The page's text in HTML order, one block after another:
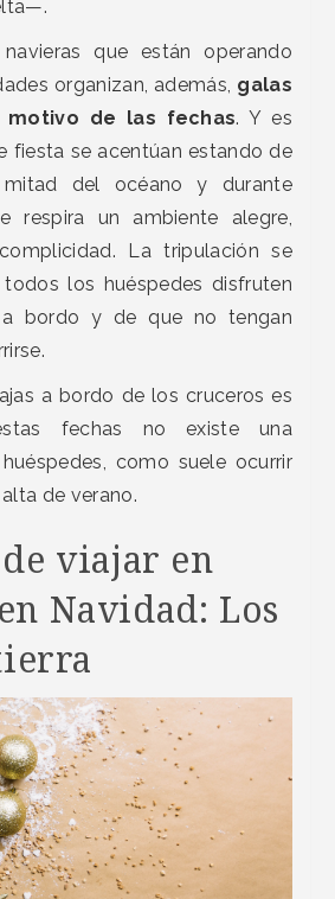
que están operando
organizan, además, galas
motivo de las fechas. Y es
fiesta se acentúan estando de
mitad del océano y durante
respira un ambiente alegre,
La tripulación se
los huéspedes disfruten
bordo y de que no tengan
a bordo de los cruceros es
fechas no existe una
como suele ocurrir
de verano.
viajar en
Navidad: Los